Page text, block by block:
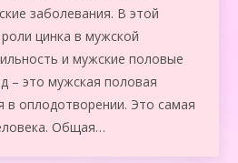
заболевания. В этой
цинка в мужской
и мужские половые
– это мужская половая
в оплодотворении. Это самая
Общая…